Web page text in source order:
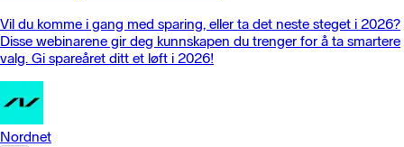
Vil du komme i gang med sparing, eller ta det neste steget i 2026?
Disse webinarene gir deg kunnskapen du trenger for å ta smartere
valg. Gi spareåret ditt et løft i 2026!
Nordnet